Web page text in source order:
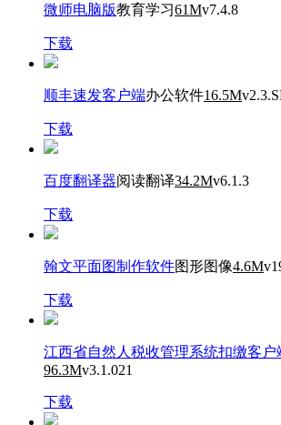
微师电脑版教育学习61Mv7.4.8
下载
顺丰速发客户端办公软件16.5M
下载
百度翻译器阅读翻译34.2Mv6.1.3
下载
翰文平面图制作软件图形图像4.6M
下载
江西省自然人税收管理系统扣缴客户
96.3Mv3.1.021
下载